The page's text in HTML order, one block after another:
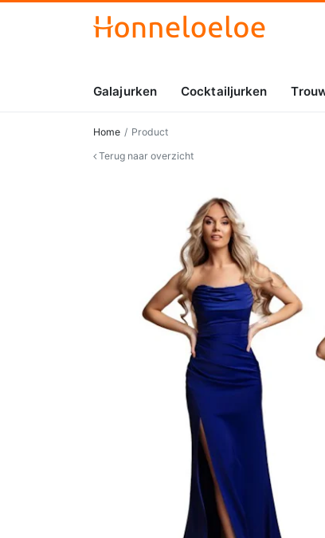
Galajurken Cocktailjurken
Home
Product
Terug naar overzicht